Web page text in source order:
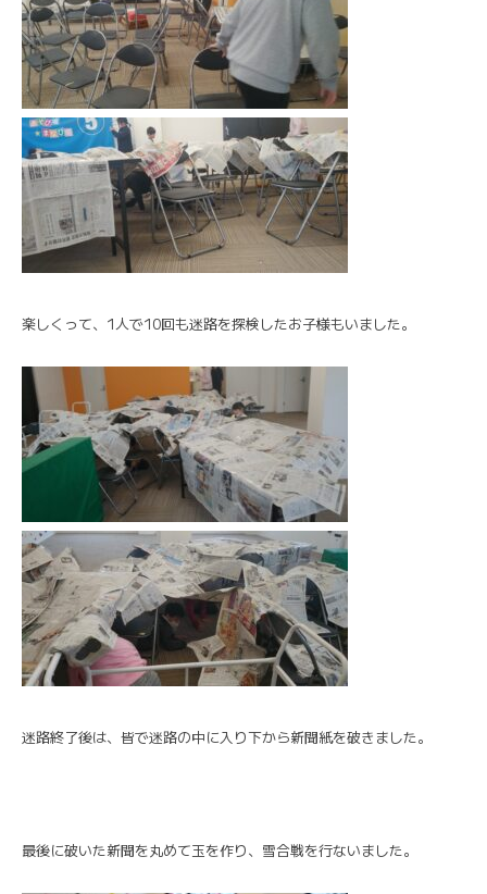
楽しくって、1人で10回も迷路を探検したお子様もいました。
迷路終了後は、皆で迷路の中に入り下から新聞紙を破きました。
最後に破いた新聞を丸めて玉を作り、雪合戦を行ないました。